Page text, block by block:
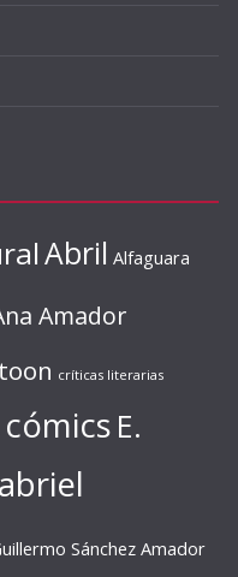
Abril Alfaguara
Amador
críticas literarias
cómics E.
Sánchez Amador